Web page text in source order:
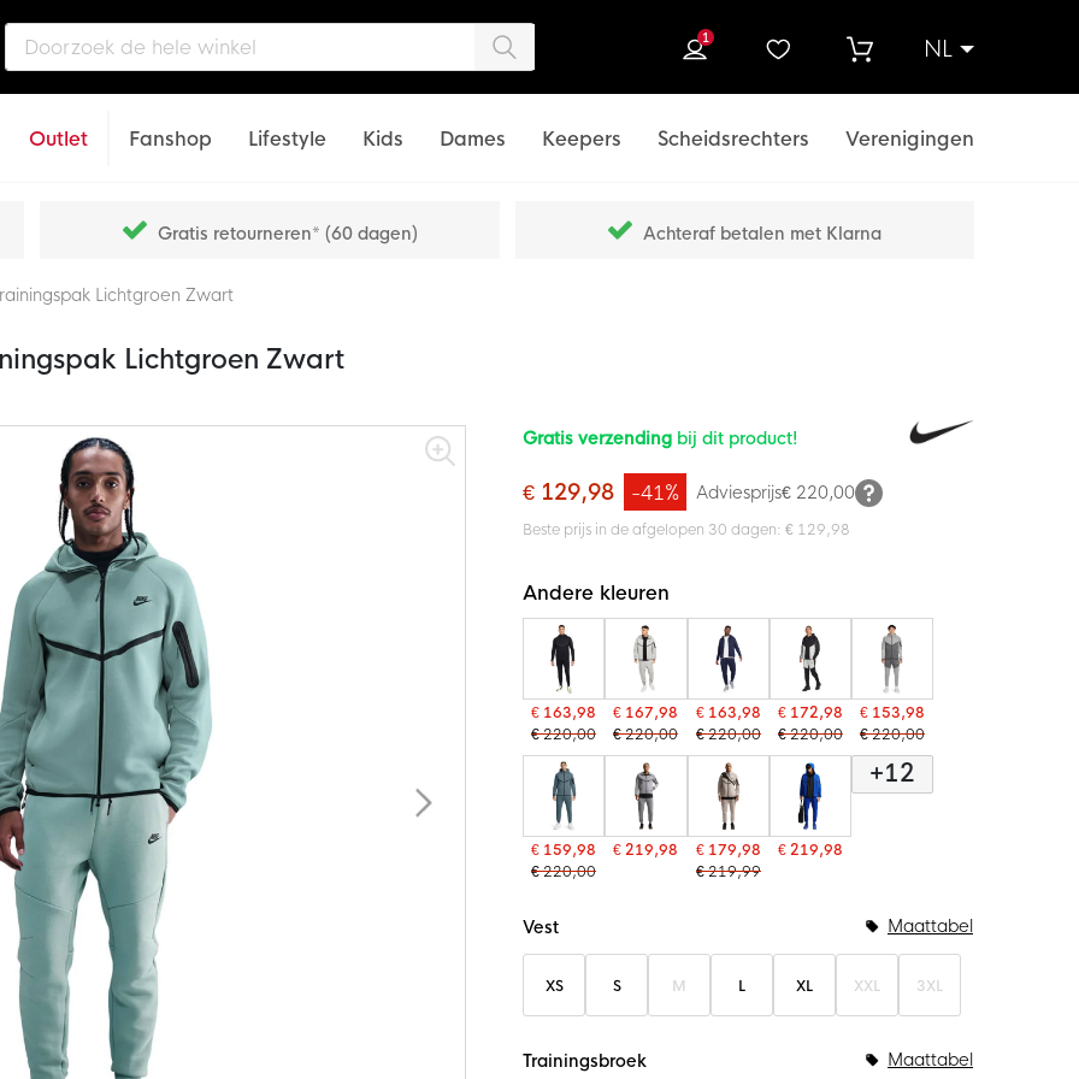
NL
1
Outlet Fanshop Lifestyle Kids Dames Keepers Scheidsrechters Verenigingen
Gratis retourneren* (60 dagen) Achteraf betalen met Klarna
Lichtgroen Zwart
Lichtgroen Zwart
Gratis verzending bij dit product!
€ 129,98 Adviesprijs€ 220,00
-41%
Beste prijs in de afgelopen 30 dagen: € 129,98
Andere kleuren
€ 163,98
€ 220,00
€ 167,98
€ 220,00
€ 163,98
€ 220,00
€ 172,98
€ 220,00
€ 153,98
€ 220,00
€ 159,98
€ 220,00
€ 219,98
€ 179,98
€ 219,99
€ 219,98
+12
Bundelopties
Vest Maattabel
XS S M L XL XXL 3XL
Trainingsbroek Maattabel